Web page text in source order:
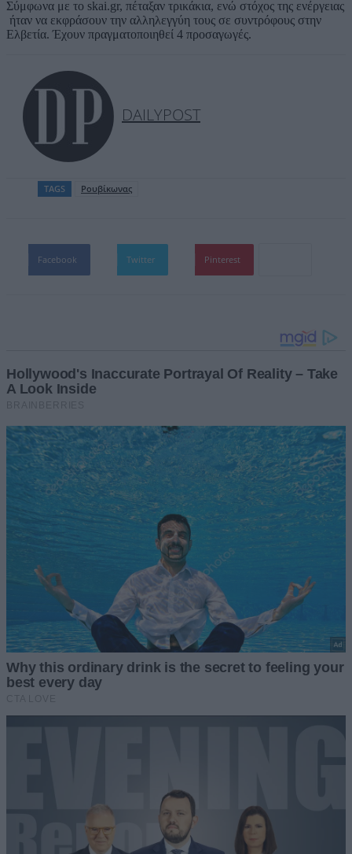
Σύμφωνα με το skai.gr, πέταξαν τρικάκια, ενώ στόχος της ενέργειας
ήταν να εκφράσουν την αλληλεγγύη τους σε συντρόφους στην
Ελβετία. Έχουν πραγματοποιηθεί 4 προσαγωγές.
DAILYPOST
TAGS Ρουβίκωνας
Facebook Twitter Pinterest